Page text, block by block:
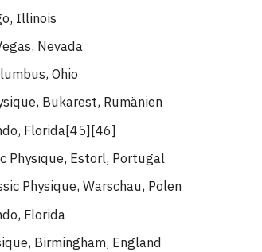
Illinois
Nevada
Ohio
Bukarest, Rumänien
Florida[45][46]
Physique, Estorl, Portugal
Physique, Warschau, Polen
Florida
Birmingham, England